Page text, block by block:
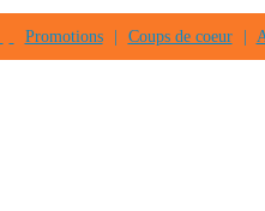
Promotions | Coups de coeur |